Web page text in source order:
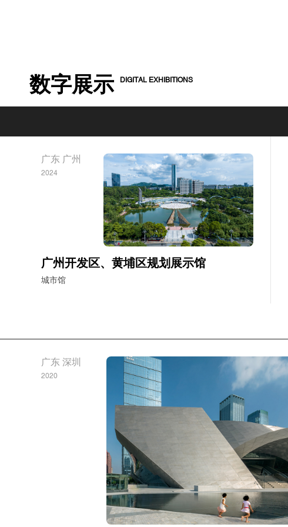
数字展示 DIGITAL EXHIBITIONS
广东 广州
2024
广州开发区、黄埔区规划展示馆
城市馆
广东 深圳
2020